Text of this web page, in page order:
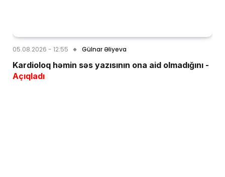
05.08.2026 - 12:55 Gülnar Əliyeva
Kardioloq həmin səs yazısının ona aid olmadığını -
Açıqladı